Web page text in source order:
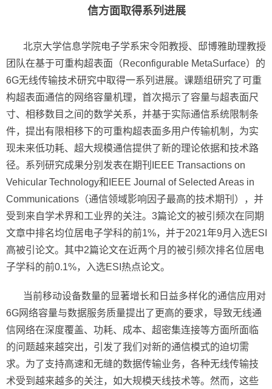
信方面取得系列进展
北京大学信息学院电子学系宋令阳教授、邸博雅助理教授
团队在基于可重构超表面（Reconfigurable MetaSurface）的
6G无线传输技术研究中取得一系列进展。课题组研究了可重
构超表面通信的网络容量机理，首次揭示了容量与超表面尺
寸、相移数目之间的数学关系，并基于实际通信系统限制条
件，提出有限相移下的可重构超表面多用户传输机制，为实
现未来低功耗、超大规模通信提供了新的理论依据和技术路
径。系列研究成果分别发表在期刊IEEE Transactions on
Vehicular Technology和IEEE Journal of Selected Areas in
Communications（通信领域影响因子最高的技术期刊），并
受到来自学术界和工业界的关注。3篇论文的被引频次在同期
文章中排名均位居电子学科的前1%，并于2021年9月入选ESI
高被引论文。其中2篇论文在近两个月的被引频次排名位居电
子学科的前0.1%，入选ESI热点论文。
当前移动设备数量的显著增长和日益多样化的通信应用对
6G网络容量与数据服务质量提出了更高的要求，导致无线通
信网络在深度覆盖、功耗、成本、超密集连接等方面所面临
的问题越来越突出，引发了我们对新的通信模式的迫切需
求。为了支持高速和无缝的数据传输业务，各种无线传输技
术受到越来越多的关注，如大规模天线技术等。然而，这些